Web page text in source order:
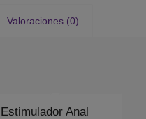
Valoraciones (0)
Estimulador Anal